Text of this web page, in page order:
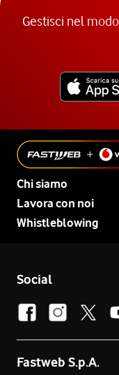
Gestisci nel
Chi siamo
Lavora con noi
Whistleblowing
Social
Fastweb S.p.A.